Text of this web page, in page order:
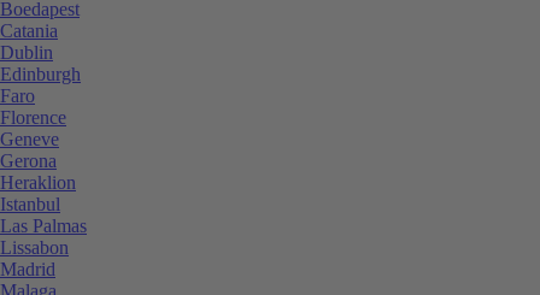
Boedapest
Catania
Dublin
Edinburgh
Faro
Florence
Geneve
Gerona
Heraklion
Istanbul
Las Palmas
Lissabon
Madrid
Malaga